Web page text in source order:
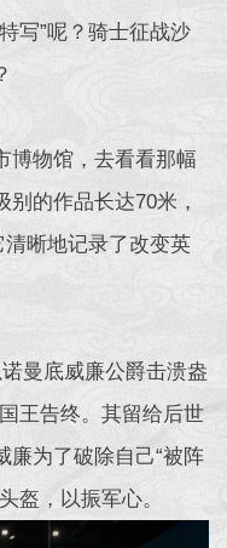
写”呢？骑士征战沙
博物馆，去看看那幅
的作品长达70米，
清晰地记录了改变英
曼底威廉公爵击溃盎
王告终。其留给后世
廉为了破除自己“被阵
盔，以振军心。